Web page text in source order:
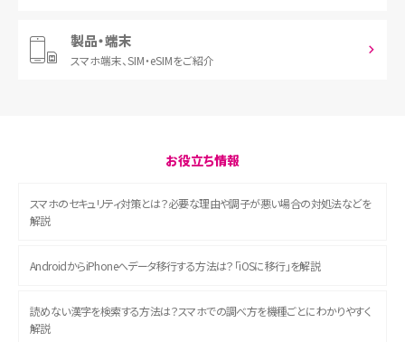
製品・端末
スマホ端末、SIM・eSIMをご紹介
お役立ち情報
スマホのセキュリティ対策とは？必要な理由や調子が悪い場合の対処法などを
解説
AndroidからiPhoneへデータ移行する方法は？「iOSに移行」を解説
読めない漢字を検索する方法は？スマホでの調べ方を機種ごとにわかりやすく
解説